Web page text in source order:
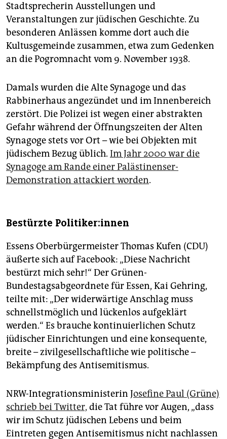
Stadtsprecherin Ausstellungen und
Veranstaltungen zur jüdischen Geschichte. Zu
besonderen Anlässen komme dort auch die
Kultusgemeinde zusammen, etwa zum Gedenken
an die Pogromnacht vom 9. November 1938.
Damals wurden die Alte Synagoge und das
Rabbinerhaus angezündet und im Innenbereich
zerstört. Die Polizei ist wegen einer abstrakten
Gefahr während der Öffnungszeiten der Alten
Synagoge stets vor Ort – wie bei Objekten mit
jüdischem Bezug üblich. Im Jahr 2000 war die
Synagoge am Rande einer Palästinenser-
Demonstration attackiert worden.
Bestürzte Po­li­ti­ke­r:in­nen
Essens Oberbürgermeister Thomas Kufen (CDU)
äußerte sich auf Facebook: „Diese Nachricht
bestürzt mich sehr!“ Der Grünen-
Bundestagsabgeordnete für Essen, Kai Gehring,
teilte mit: „Der widerwärtige Anschlag muss
schnellstmöglich und lückenlos aufgeklärt
werden.“ Es brauche kontinuierlichen Schutz
jüdischer Einrichtungen und eine konsequente,
breite – zivilgesellschaftliche wie politische –
Bekämpfung des Antisemitismus.
NRW-Integrationsministerin Josefine Paul (Grüne)
schrieb bei Twitter, die Tat führe vor Augen, „dass
wir im Schutz jüdischen Lebens und beim
Eintreten gegen Antisemitismus nicht nachlassen